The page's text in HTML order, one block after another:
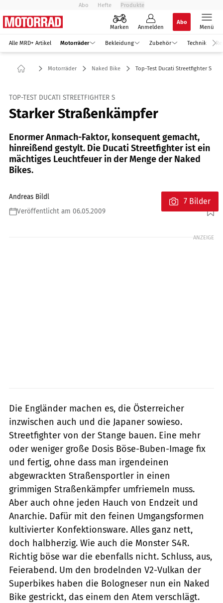
Abo Hefte Produkte
Marken Anmelden
Abo
Menü
Alle MRD+ Artikel Motorräder Bekleidung Zubehör Technik
Motorräder Naked Bike Top-Test Ducati Streetfighter S
TOP-TEST DUCATI STREETFIGHTER S
Starker Straßenkämpfer
Enormer Anmach-Faktor, konsequent gemacht,
hinreißend gestylt. Die Ducati Streetfighter ist ein
mächtiges Leuchtfeuer in der Menge der Naked
Bikes.
Andreas Bildl
Veröffentlicht am 06.05.2009
Foto: Künstle
7 Bilder
ANZEIGE
Die Engländer machen es, die Österreicher
inzwischen auch und die Japaner sowieso.
Streetfighter von der Stange bauen. Eine mehr
oder weniger große Dosis Böse-Buben-Image fix
und fertig, ohne dass man irgendeinen
abgewrackten Straßensportler in einen
grimmigen Straßenkämpfer umfriemeln muss.
Aber auch ohne jeden Hauch von Endzeit und
Anarchie. Dafür mit den feinen Umgangsformen
kultivierter Konfektionsware. Alles ganz nett,
doch halbherzig. Wie auch die Monster S4R.
Richtig böse war die ebenfalls nicht. Schluss, aus,
Feierabend. Um den brodelnden V2-Vulkan der
Superbikes haben die Bologneser nun ein Naked
Bike gestrickt, das einem den Atem verschlägt.